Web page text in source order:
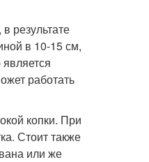
результате
в 10-15 см,
работать
копки. При
Стоит также
или же